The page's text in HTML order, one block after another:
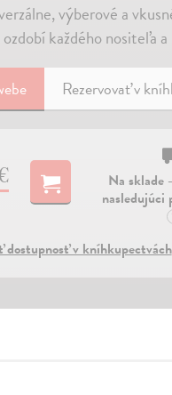
výberové a
každého nositeľa
Rezervovať v
Na sklade
nasledujúci
dostupnosť v kníhkupectvách